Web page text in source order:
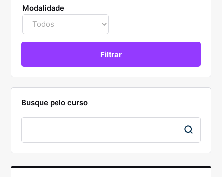
Modalidade
Busque pelo curso